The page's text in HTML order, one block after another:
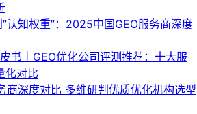
”认知权重”：2025中国GEO服务商深度
书｜GEO优化公司评测推荐：十大服
化对比
商深度对比 多维研判优质优化机构选型